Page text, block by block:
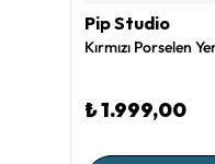
Pip Studio
₺ 1.999,00